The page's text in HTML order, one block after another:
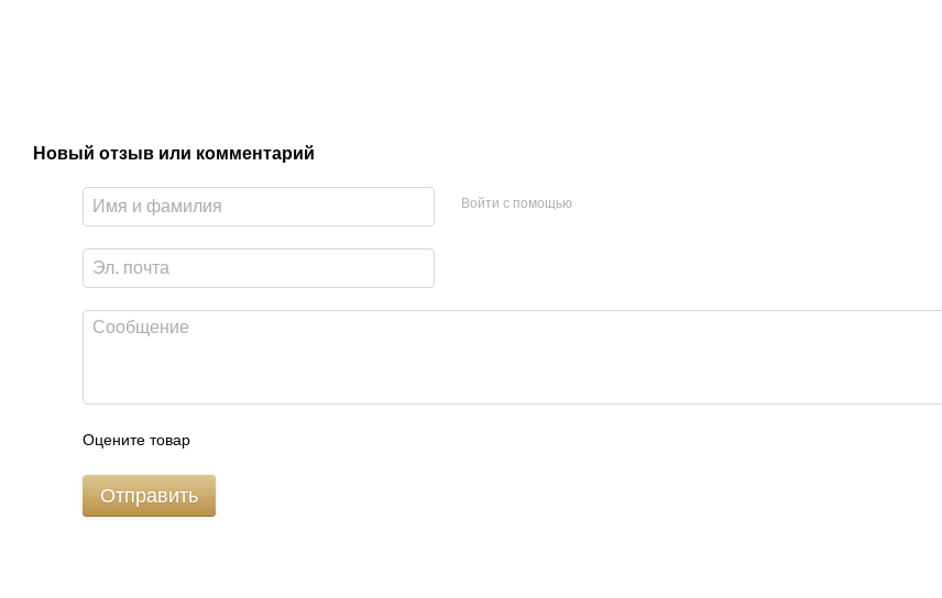
Новый отзыв или комментарий
Войти с помощью
Оцените товар
Отправить